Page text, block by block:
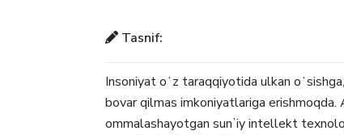
Tasnif:
Insoniyat oʻz taraqqiyotida ulkan
bovar qilmas imkoniyatlariga
ommalashayotgan sunʼiy intellekt